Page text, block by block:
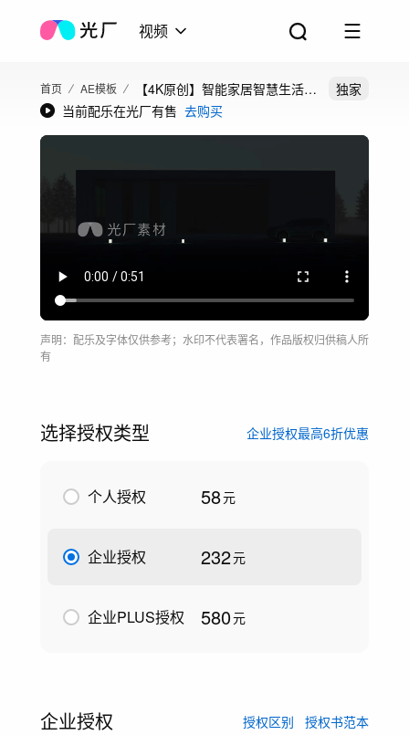
视频
首页 AE模板
【4K原创】智能家居智慧生活
AE模板
独家
当前配乐在光厂有售 去购买
声明：配乐及字体仅供参考；水印不代表署名，作品版权归供稿人所
有
选择授权类型 企业授权最高6折优惠
个人授权 58元
企业授权 232元
企业PLUS授权 580元
企业授权 授权区别 授权书范本